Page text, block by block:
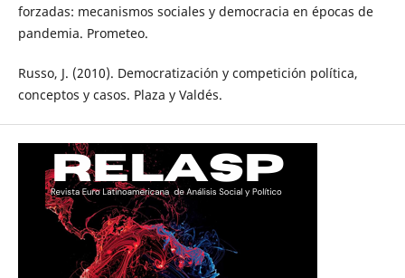
forzadas: mecanismos sociales y democracia en épocas de
pandemia. Prometeo.
Russo, J. (2010). Democratización y competición política,
conceptos y casos. Plaza y Valdés.